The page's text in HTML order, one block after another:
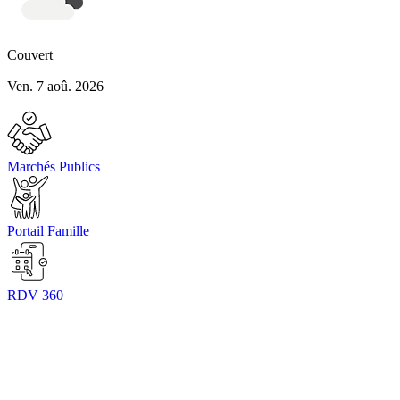
Couvert
Ven. 7 aoû. 2026
Marchés Publics
Portail Famille
RDV 360